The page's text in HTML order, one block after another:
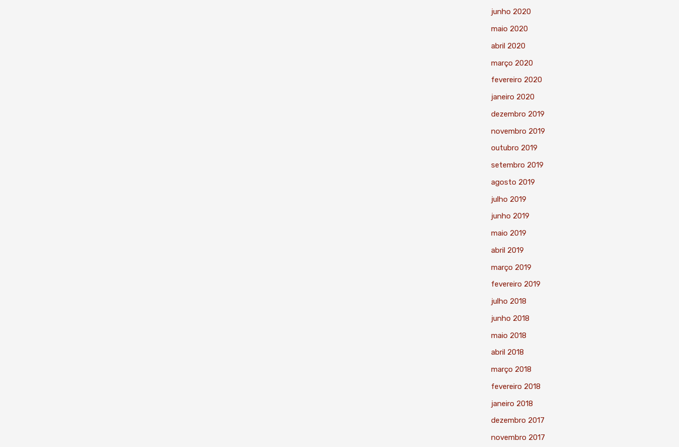
junho 2020
maio 2020
abril 2020
março 2020
fevereiro 2020
janeiro 2020
dezembro 2019
novembro 2019
outubro 2019
setembro 2019
agosto 2019
julho 2019
junho 2019
maio 2019
abril 2019
março 2019
fevereiro 2019
julho 2018
junho 2018
maio 2018
abril 2018
março 2018
fevereiro 2018
janeiro 2018
dezembro 2017
novembro 2017